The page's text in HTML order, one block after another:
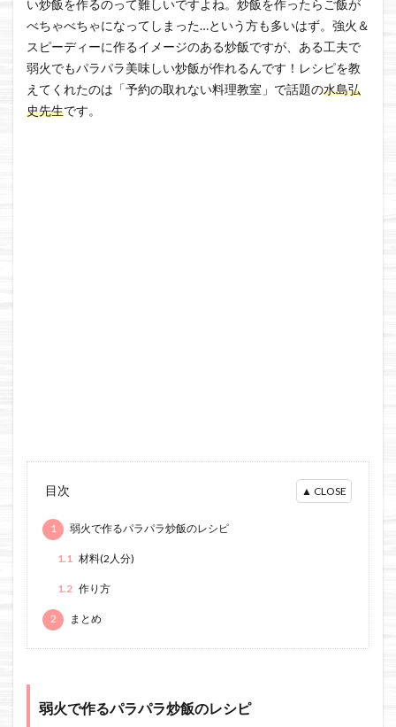
い炒飯を作るのって難しいですよね。炒飯を作ったらご飯が
べちゃべちゃになってしまった…という方も多いはず。強火＆
スピーディーに作るイメージのある炒飯ですが、ある工夫で
弱火でもパラパラ美味しい炒飯が作れるんです！レシピを教
えてくれたのは「予約の取れない料理教室」で話題の水島弘
史先生です。
目次
1 弱火で作るパラパラ炒飯のレシピ
1.1 材料(2人分)
1.2 作り方
2 まとめ
弱火で作るパラパラ炒飯のレシピ